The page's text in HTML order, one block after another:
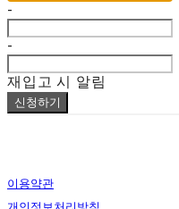
-
-
재입고 시 알림
신청하기
이용약관